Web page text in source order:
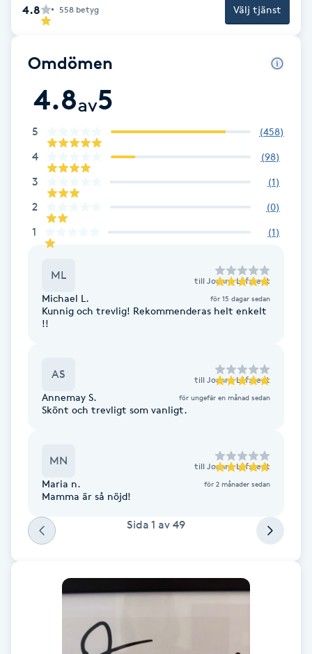
Bottenfärg
Brynformning
Brynfärgning
Brynplockning
Bröllopsuppsättning
Celluliter
Color correction
Damklippning
Diamantslipning
Enzympeeling
Eyeliner-tatuering
4.8 558 betyg Välj tjänst
Omdömen
4.8av5
5 (458)
4 (98)
3 (1)
2 (0)
1 (1)
ML till Joanna Löfstedt
Michael L. för 15 dagar sedan
Kunnig och trevlig! Rekommenderas helt enkelt
!!
AS till Joanna Löfstedt
Annemay S. för ungefär en månad sedan
Skönt och trevligt som vanligt.
MN till Joanna Löfstedt
Maria n. för 2 månader sedan
Mamma är så nöjd!
Sida 1 av 49